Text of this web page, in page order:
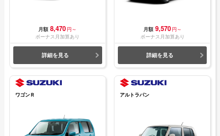
月額 8,470 円～
ボーナス月加算あり
詳細を見る
月額 9,570 円～
ボーナス月加算あり
詳細を見る
ワゴンＲ アルトラパン